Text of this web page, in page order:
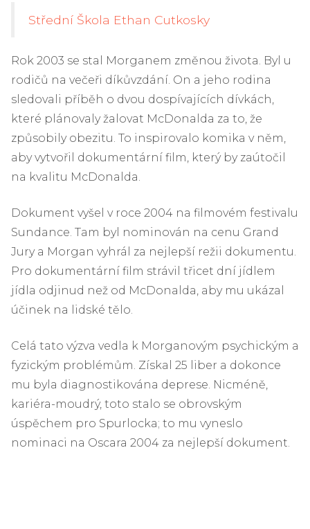
Střední Škola Ethan Cutkosky
Rok 2003 se stal Morganem změnou života. Byl u
rodičů na večeři díkůvzdání. On a jeho rodina
sledovali příběh o dvou dospívajících dívkách,
které plánovaly žalovat McDonalda za to, že
způsobily obezitu. To inspirovalo komika v něm,
aby vytvořil dokumentární film, který by zaútočil
na kvalitu McDonalda.
Dokument vyšel v roce 2004 na filmovém festivalu
Sundance. Tam byl nominován na cenu Grand
Jury a Morgan vyhrál za nejlepší režii dokumentu.
Pro dokumentární film strávil třicet dní jídlem
jídla odjinud než od McDonalda, aby mu ukázal
účinek na lidské tělo.
Celá tato výzva vedla k Morganovým psychickým a
fyzickým problémům. Získal 25 liber a dokonce
mu byla diagnostikována deprese. Nicméně,
kariéra-moudrý, toto stalo se obrovským
úspěchem pro Spurlocka; to mu vyneslo
nominaci na Oscara 2004 za nejlepší dokument.